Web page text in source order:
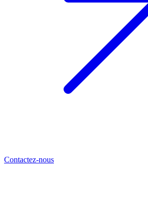
Contactez-nous